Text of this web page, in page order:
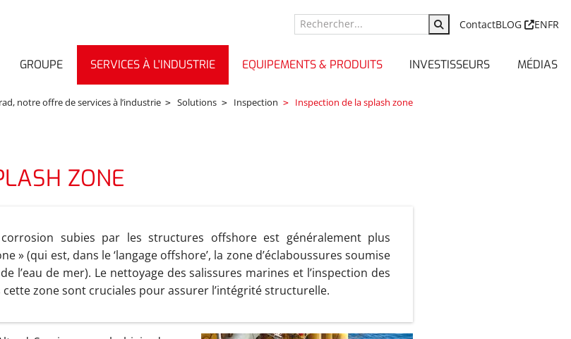
ContactBLOG ENFR
GROUPE SERVICES À L'INDUSTRIE EQUIPEMENTS & PRODUITS INVESTISSEURS MÉDIAS
notre offre de services à l’industrie Solutions Inspection Inspection de la splash zone
ZONE
subies par les structures offshore est généralement plus
» (qui est, dans le ‘langage offshore’, la zone d’éclaboussures soumise
l’eau de mer). Le nettoyage des salissures marines et l’inspection des
zone sont cruciales pour assurer l’intégrité structurelle.